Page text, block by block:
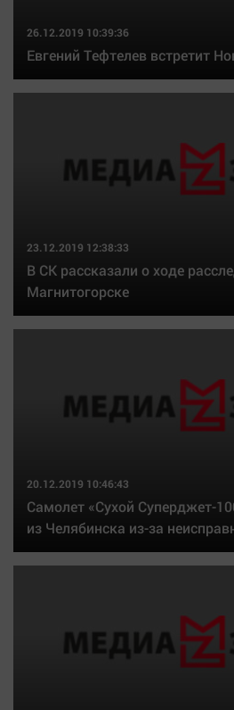
26.12.2019 10:39:36
Евгений Тефтелев встретит
23.12.2019 12:38:33
В СК рассказали о ходе
Магнитогорске
20.12.2019 10:46:43
Самолет «Сухой Суперджет-
из Челябинска из-за